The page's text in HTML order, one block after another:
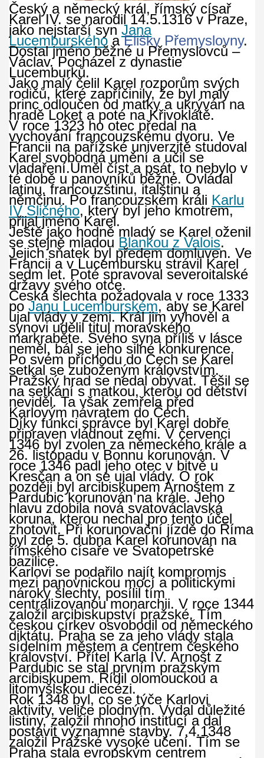
Český a německý král, římský císař
Karel IV. se narodil 14.5.1316 v Praze,
jako nejstarší syn Jana
LucemburskéhoaElišky Přemyslovny.
Dostal jméno běžné u Přemyslovců –
Václav. Pocházel z dynastie
Lucemburků.
Jako malý čelil Karel rozporům svých
rodičů, které zapříčinily, že byl malý
princ odloučen od matky a ukrýván na
hradě Loket a poté na Křivoklátě.
V roce 1323 ho otec předal na
vychování francouzskému dvoru. Ve
Francii na pařížské univerzitě studoval
Karel svobodná umění a učil se
vladaření.Uměl číst a psát, to nebylo v
té době u panovníků běžné. Ovládal
latinu, francouzštinu, italštinu a
němčinu. Po francouzském králi Karlu
IV Sličného, který byl jeho kmotrem,
přijal jméno Karel.
Ještě jako hodně mladý se Karel oženil
se stejně mladou Blankou z Valois.
Jejich sňatek byl předem domluven. Ve
Francii a v Lucembursku strávil Karel
sedm let. Poté spravoval severoitalské
državy svého otce.
Česká šlechta požadovala v roce 1333
po Janu Lucemburském, aby se Karel
ujal vlády v zemi. Král jim vyhověl a
synovi udělil titul moravského
markraběte. Svého syna příliš v lásce
neměl, bál se jeho silné konkurence.
Po svém příchodu do Čech se Karel
setkal se zuboženým královstvím.
Pražský hrad se nedal obývat. Těšil se
na setkání s matkou, kterou od dětství
neviděl. Ta však zemřela před
Karlovým návratem do Čech.
Díky funkci správce byl Karel dobře
připraven vládnout zemi. V červenci
1346 byl zvolen za německého krále a
26. listopadu v Bonnu korunován. V
roce 1346 padl jeho otec v bitvě u
Kresčan a on se ujal vlády. O rok
později byl arcibiskupem Arnoštem z
Pardubic korunován na krále. Jeho
hlavu zdobila nová svatováclavská
koruna, kterou nechal pro tento účel
zhotovit. Při korunovační jízdě do Říma
byl zde 5. dubna Karel korunován na
římského císaře ve Svatopetrské
bazilice.
Karlovi se podařilo najít kompromis
mezi panovnickou mocí a politickými
nároky šlechty, posílil tím
centralizovanou monarchii. V roce 1344
založil arcibiskupství pražské. Tím
českou církev osvobodil od německého
diktátu. Praha se za jeho vlády stala
sídelním městem a centrem českého
království. Přítel Karla IV. Arnošt z
Pardubic se stal prvním pražským
arcibiskupem. Řídil olomouckou a
litomyšlskou diecézi.
Rok 1348 byl, co se týče Karlovi
aktivity, velice plodným. Vydal důležité
listiny, založil mnoho institucí a dal
postavit významné stavby. 7.4.1348
založil Pražské vysoké učení. Tím se
Praha stala evropským centrem